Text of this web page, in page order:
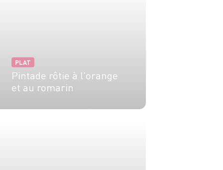
PLAT
Pintade rôtie à l'orange
et au romarin